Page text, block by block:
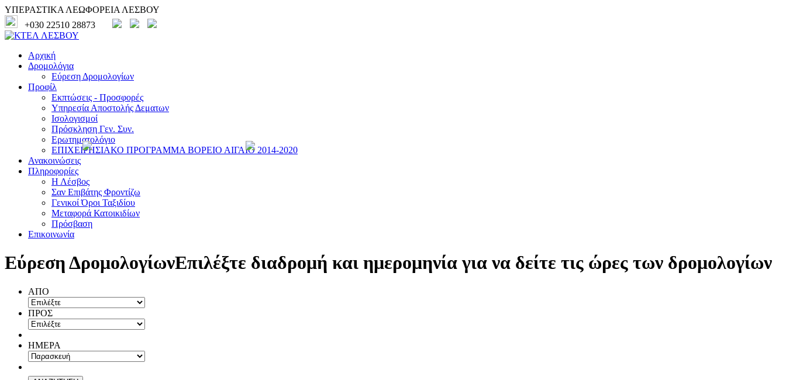
ΥΠΕΡΑΣΤΙΚΑ ΛΕΩΦΟΡΕΙΑ ΛΕΣΒΟΥ
+030 22510 28873
Αρχική
Δρομολόγια
Εύρεση Δρομολογίων
Προφίλ
Εκπτώσεις - Προσφορές
Υπηρεσία Αποστολής Δεματων
Ισολογισμοί
Πρόσκληση Γεν. Συν.
Ερωτηματολόγιο
ΕΠΙΧΕΙΡΗΣΙΑΚΟ ΠΡΟΓΡΑΜΜΑ ΒΟΡΕΙΟ ΑΙΓΑΙΟ 2014-2020
Ανακοινώσεις
Πληροφορίες
Η Λέσβος
Σαν Επιβάτης Φροντίζω
Γενικοί Όροι Ταξιδίου
Μεταφορά Κατοικιδίων
Πρόσβαση
Επικοινωνία
Εύρεση ΔρομολογίωνΕπιλέξτε διαδρομή και ημερομηνία για να δείτε τις ώρες των δρομολογίων
ΑΠΟ
ΠΡΟΣ
ΗΜΕΡΑ